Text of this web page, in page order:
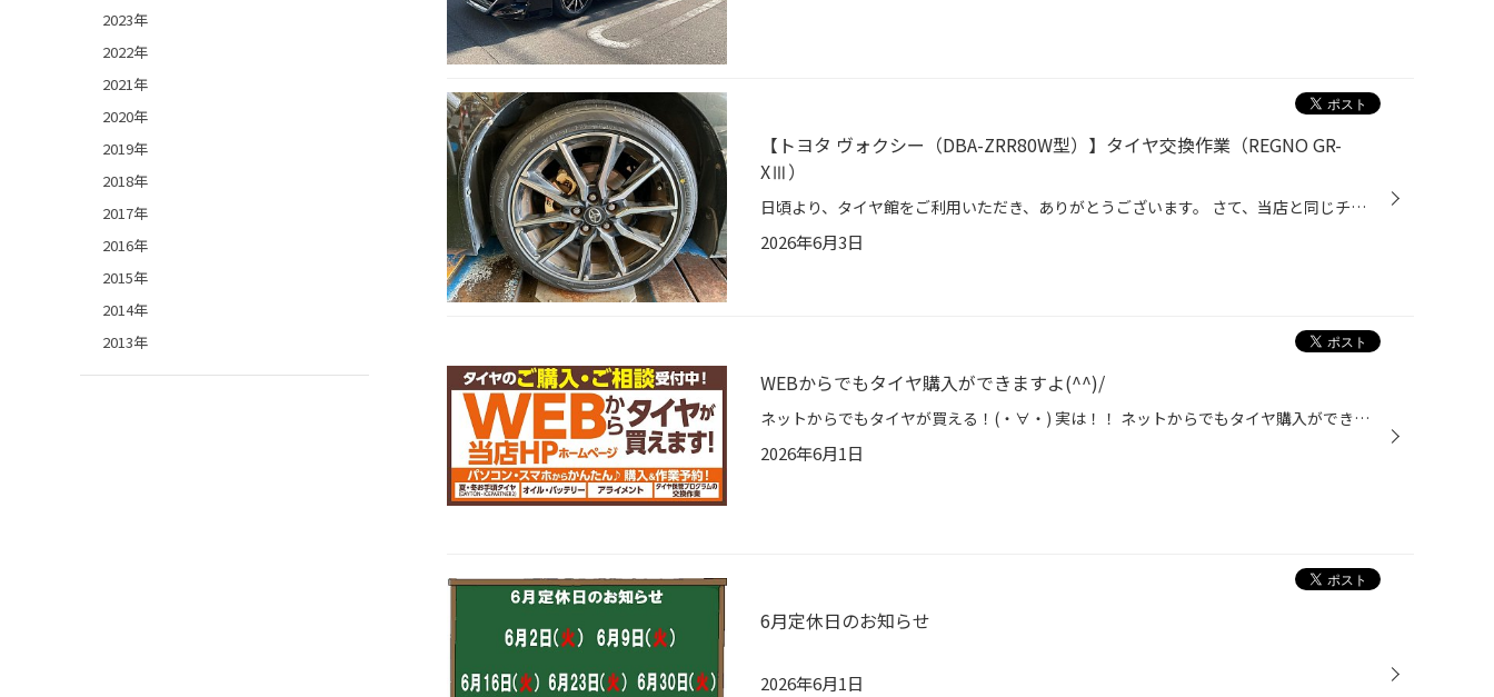
【トヨタ ヴォクシー（DBA-ZRR80W型）】タイヤ交換作業（REGNO GR-
XⅢ）
日頃より、タイヤ館をご利用いただき、ありがとうございます。 さて、当店と同じチェーン店の近隣タイヤ館店舗で作業いたしましたタイヤ交換をご紹介します。 （WEB掲載をご快諾いただきましたお客様！大変感謝しております。 いつもご愛顧いただき誠にありがとうございます！！） おクルマ：トヨタ...
2026年6月3日
WEBからでもタイヤ購入ができますよ(^^)/
ネットからでもタイヤが買える！(・∀・) 実は！！ ネットからでもタイヤ購入ができるのを ご存知ですかぁ？？(・∀・) 気になる方はぜひ読んで下さいね！！ WEBからの購入をお考えの方必見！ ①自身のタイヤサイズの確認！ ↓↓まずはタイヤサイズをチェック！！↓↓ ●タイヤの見方 (例) サイズ: 195/65R1...
2026年6月1日
6月定休日のお知らせ
2026年6月1日
2023年
2022年
2021年
2020年
2019年
2018年
2017年
2016年
2015年
2014年
2013年